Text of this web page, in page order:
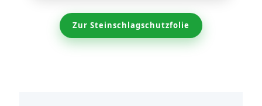
Zur Steinschlagschutzfolie